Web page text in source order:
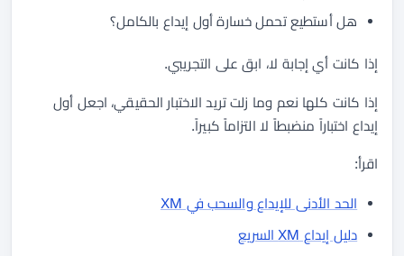
هل أستطيع تحمل خسارة أول إيداع بالكامل؟
إذا كانت أي إجابة لا، ابق على التجريبي.
إذا كانت كلها نعم وما زلت تريد الاختبار الحقيقي، اجعل أول
إيداع اختباراً منضبطاً لا التزاماً كبيراً.
اقرأ:
الحد الأدنى للإيداع والسحب في XM
دليل إيداع XM السريع